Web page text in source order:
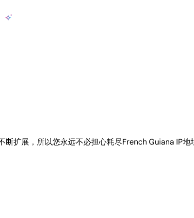
扩展，所以您永远不必担心耗尽French Guiana IP地